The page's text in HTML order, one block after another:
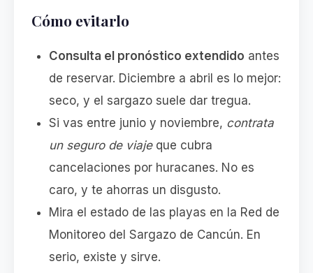
Cómo evitarlo
Consulta el pronóstico extendido antes
de reservar. Diciembre a abril es lo mejor:
seco, y el sargazo suele dar tregua.
Si vas entre junio y noviembre, contrata
un seguro de viajeque cubra
cancelaciones por huracanes. No es
caro, y te ahorras un disgusto.
Mira el estado de las playas en la Red de
Monitoreo del Sargazo de Cancún. En
serio, existe y sirve.